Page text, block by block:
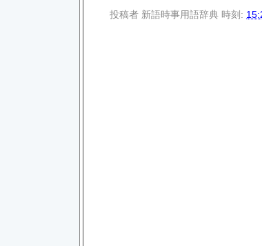
投稿者 新語時事用語辞典 時刻: